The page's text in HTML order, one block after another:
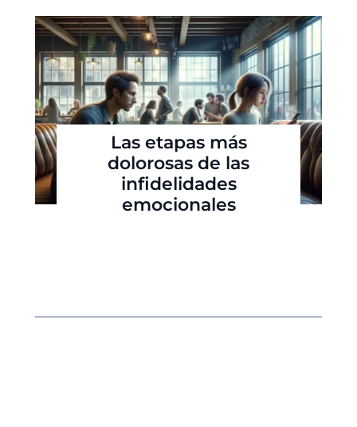
Las etapas más
dolorosas de las
infidelidades
emocionales